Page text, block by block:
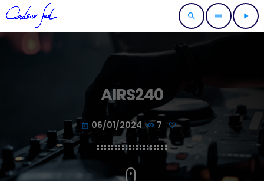
search menu play_arrow
AIRS240
today 06/01/2024 7